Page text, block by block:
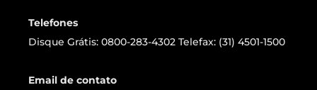
Telefones
Disque Grátis: 0800-283-4302 Telefax: (31) 4501-1500
Email de contato